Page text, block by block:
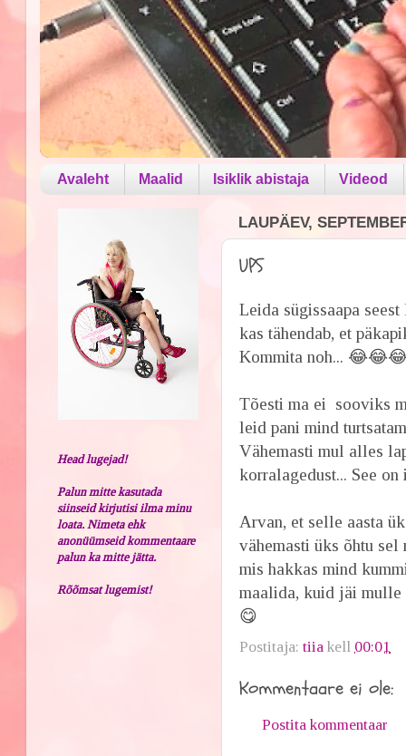
Avaleht Maalid Isiklik abistaja Videod
LAUPÄEV,
UPS
Leida sügissaapa
kas tähendab, et
Kommita noh...
Tõesti ma ei sooviks
leid pani mind
Vähemasti mul alles
korralagedust... See
Arvan, et selle aasta
vähemasti üks õhtu
mis hakkas mind
maalida, kuid jäi
😋
Postitaja:tiia kell 00:01
Kommentaare ei ole:
Postita kommentaar
Head lugejad!
Palun mitte kasutada
siinseid kirjutisi ilma minu
loata. Nimeta ehk
anonüümseid kommentaare
palun ka mitte jätta.
Rõõmsat lugemist!